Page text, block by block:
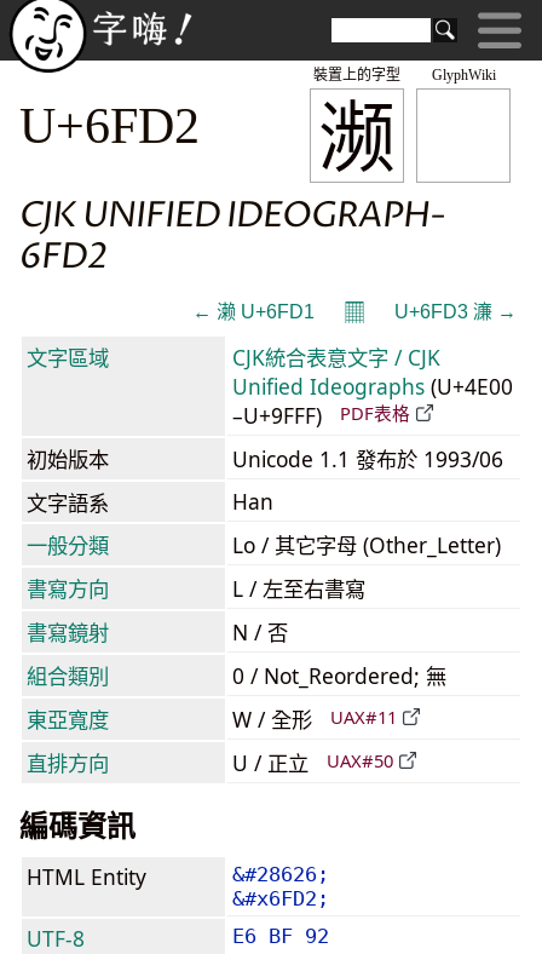
GlyphWiki
濒
裝置上的字型
U+6FD2
CJK UNIFIED IDEOGRAPH-
6FD2
← 濑 U+6FD1 𝄜 U+6FD3 濓 →
文字區域
CJK統合表意文字 / CJK
Unified Ideographs (U+4E00
–U+9FFF)
PDF表格
初始版本
Unicode 1.1 發布於 1993/06
文字語系
Han
一般分類
Lo / 其它字母 (Other_Letter)
書寫方向
L / 左至右書寫
書寫鏡射
N / 否
組合類別
0 / Not_Reordered; 無
東亞寬度
W / 全形 UAX#11
直排方向 U / 正立 UAX#50
編碼資訊
HTML Entity
&#28626;
&#x6FD2;
UTF-8 E6 BF 92